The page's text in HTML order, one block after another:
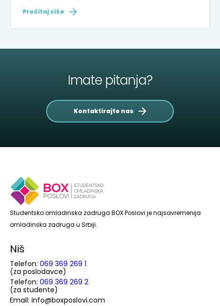
Pročitaj više
Imate pitanja?
Kontaktirajte nas
Studentsko omladinska zadruga BOX Poslovi je najsavremenija
omladinska zadruga u Srbiji.
Niš
Telefon: 069 369 269 1
(za poslodavce)
Telefon: 069 369 269 2
(za studente)
Email: info@boxposlovi.com